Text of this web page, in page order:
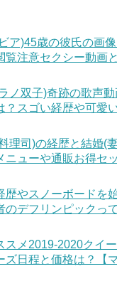
ア)45歳の彼氏の画
覧注意セクシー動画
ノ双子)奇跡の歌声
？スゴい経歴や可愛
理司)の経歴と結婚(
ニューや通販お得セ
歴やスノーボードを
のデフリンピックっ
スメ2019-2020クイ
ズ日程と価格は？【